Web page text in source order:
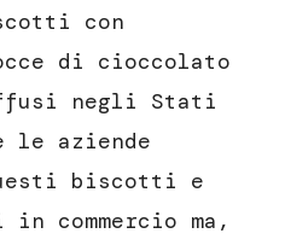
con
di cioccolato
negli Stati
le aziende
biscotti e
commercio ma,